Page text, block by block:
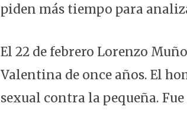
piden más tiempo para
El 22 de febrero Lorenzo
Valentina de once años. El
sexual contra la pequeña.